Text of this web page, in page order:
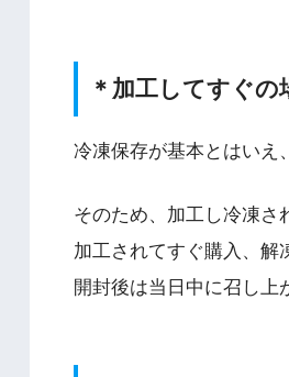
＊加工してすぐの
冷凍保存が基本とはいえ
そのため、加工し冷凍さ
加工されてすぐ購入、解
開封後は当日中に召し上